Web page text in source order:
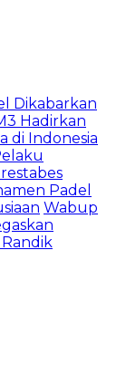
Dikabarkan
Hadirkan
di Indonesia
Padel
Wabup